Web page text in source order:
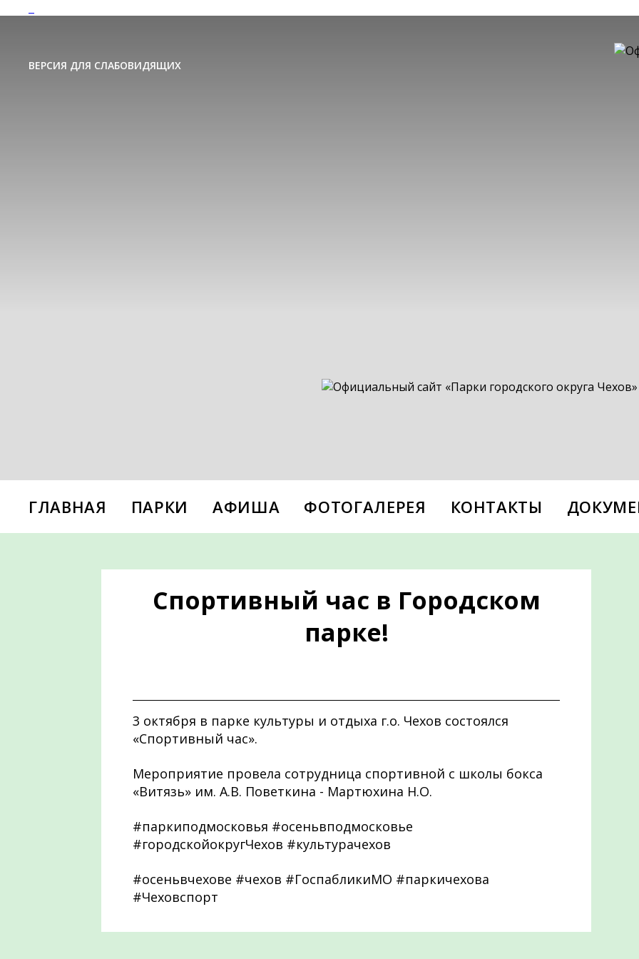
ВЕРСИЯ ДЛЯ СЛАБОВИДЯЩИХ
ГЛАВНАЯ ПАРКИ АФИША ФОТОГАЛЕРЕЯ КОНТАКТЫ
Спортивный час в Городском
парке!
3 октября в парке культуры и отдыха г.о. Чехов состоялся
«Спортивный час».
Мероприятие провела сотрудница спортивной с школы бокса
«Витязь» им. А.В. Поветкина - Мартюхина Н.О.
#паркиподмосковья #осеньвподмосковье
#городскойокругЧехов #культурачехов
#осеньвчехове #чехов #ГоспабликиМО #паркичехова
#Чеховспорт